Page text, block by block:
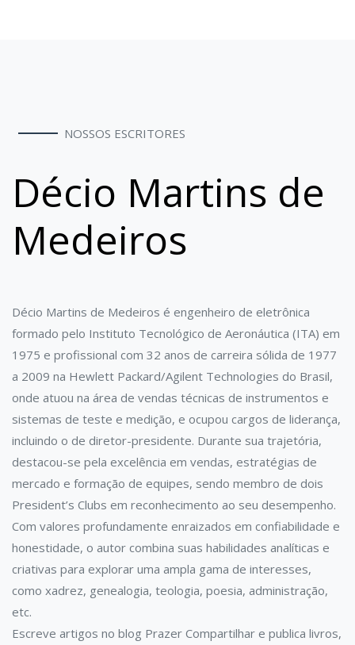
NOSSOS ESCRITORES
Décio Martins de
Medeiros
Décio Martins de Medeiros é engenheiro de eletrônica
formado pelo Instituto Tecnológico de Aeronáutica (ITA) em
1975 e profissional com 32 anos de carreira sólida de 1977
a 2009 na Hewlett Packard/Agilent Technologies do Brasil,
onde atuou na área de vendas técnicas de instrumentos e
sistemas de teste e medição, e ocupou cargos de liderança,
incluindo o de diretor-presidente. Durante sua trajetória,
destacou-se pela excelência em vendas, estratégias de
mercado e formação de equipes, sendo membro de dois
President’s Clubs em reconhecimento ao seu desempenho.
Com valores profundamente enraizados em confiabilidade e
honestidade, o autor combina suas habilidades analíticas e
criativas para explorar uma ampla gama de interesses,
como xadrez, genealogia, teologia, poesia, administração,
etc.
Escreve artigos no blog Prazer Compartilhar e publica livros,